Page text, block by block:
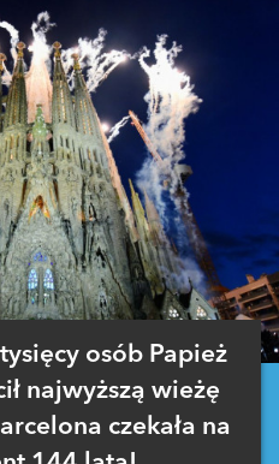
osób Papież
najwyższą wieżę
czekała na